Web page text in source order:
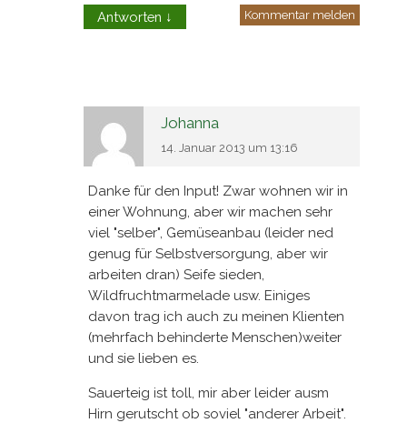
Antworten ↓ Kommentar melden
Johanna
14. Januar 2013 um 13:16
Danke für den Input! Zwar wohnen wir in
einer Wohnung, aber wir machen sehr
viel "selber", Gemüseanbau (leider ned
genug für Selbstversorgung, aber wir
arbeiten dran) Seife sieden,
Wildfruchtmarmelade usw. Einiges
davon trag ich auch zu meinen Klienten
(mehrfach behinderte Menschen)weiter
und sie lieben es.
Sauerteig ist toll, mir aber leider ausm
Hirn gerutscht ob soviel "anderer Arbeit".